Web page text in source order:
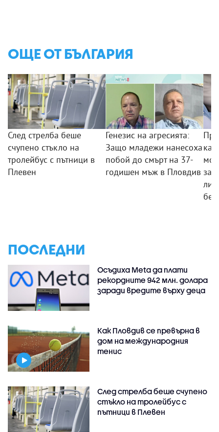
ОЩЕ ОТ БЪЛГАРИЯ
След стрелба беше
счупено стъкло на
тролейбус с пътници в
Плевен
Генезис на агресията:
Защо младежи нанесоха
побой до смърт на 37-
годишен мъж в Пловдив
ли
ПОСЛЕДНИ
Осъдиха Meta да плати
рекордните 942 млн. долара
заради вредите върху деца
Как Пловдив се превърна в
дом на международния
тенис
След стрелба беше счупено
стъкло на тролейбус с
пътници в Плевен